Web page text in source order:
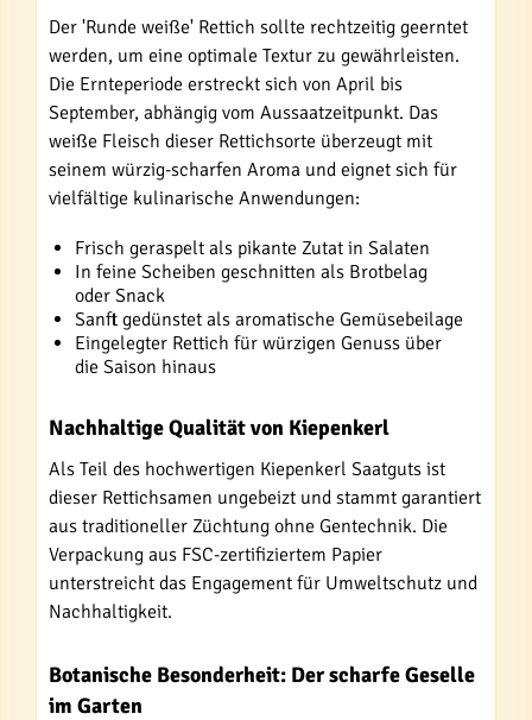
Der 'Runde weiße' Rettich sollte rechtzeitig geerntet
werden, um eine optimale Textur zu gewährleisten.
Die Ernteperiode erstreckt sich von April bis
September, abhängig vom Aussaatzeitpunkt. Das
weiße Fleisch dieser Rettichsorte überzeugt mit
seinem würzig-scharfen Aroma und eignet sich für
vielfältige kulinarische Anwendungen:
Frisch geraspelt als pikante Zutat in Salaten
In feine Scheiben geschnitten als Brotbelag
oder Snack
Sanft gedünstet als aromatische Gemüsebeilage
Eingelegter Rettich für würzigen Genuss über
die Saison hinaus
Nachhaltige Qualität von Kiepenkerl
Als Teil des hochwertigen Kiepenkerl Saatguts ist
dieser Rettichsamen ungebeizt und stammt garantiert
aus traditioneller Züchtung ohne Gentechnik. Die
Verpackung aus FSC-zertifiziertem Papier
unterstreicht das Engagement für Umweltschutz und
Nachhaltigkeit.
Botanische Besonderheit: Der scharfe Geselle
im Garten